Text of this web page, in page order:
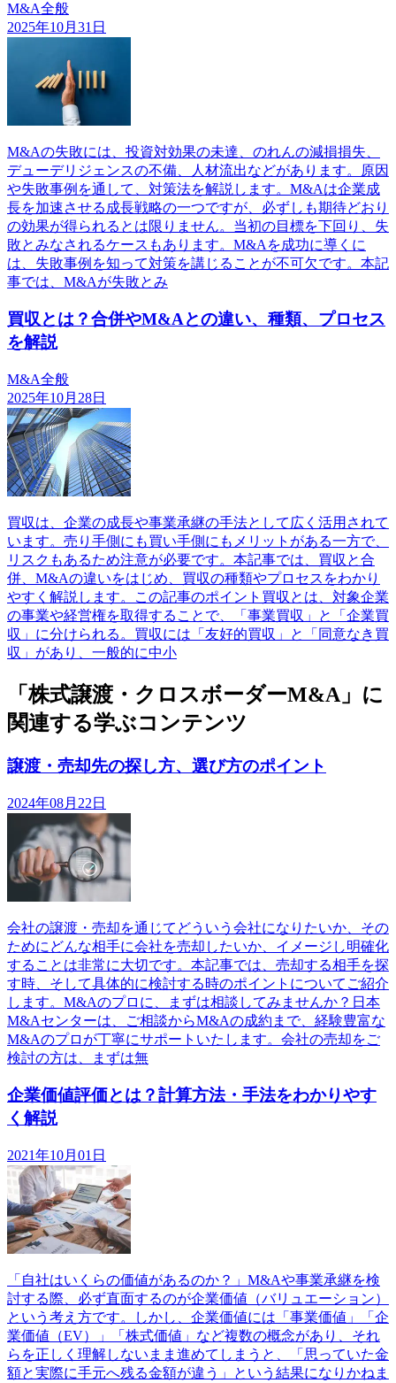
M&A全般
2025年10月31日
M&Aの失敗には、投資対効果の未達、のれんの減損損失、
デューデリジェンスの不備、人材流出などがあります。原因
や失敗事例を通して、対策法を解説します。M&Aは企業成
長を加速させる成長戦略の一つですが、必ずしも期待どおり
の効果が得られるとは限りません。当初の目標を下回り、失
敗とみなされるケースもあります。M&Aを成功に導くに
は、失敗事例を知って対策を講じることが不可欠です。本記
事では、M&Aが失敗とみ
買収とは？合併やM&Aとの違い、種類、プロセス
を解説
M&A全般
2025年10月28日
買収は、企業の成長や事業承継の手法として広く活用されて
います。売り手側にも買い手側にもメリットがある一方で、
リスクもあるため注意が必要です。本記事では、買収と合
併、M&Aの違いをはじめ、買収の種類やプロセスをわかり
やすく解説します。この記事のポイント買収とは、対象企業
の事業や経営権を取得することで、「事業買収」と「企業買
収」に分けられる。買収には「友好的買収」と「同意なき買
収」があり、一般的に中小
「株式譲渡・クロスボーダーM&A」に
関連する学ぶコンテンツ
譲渡・売却先の探し方、選び方のポイント
2024年08月22日
会社の譲渡・売却を通じてどういう会社になりたいか、その
ためにどんな相手に会社を売却したいか、イメージし明確化
することは非常に大切です。本記事では、売却する相手を探
す時、そして具体的に検討する時のポイントについてご紹介
します。M&Aのプロに、まずは相談してみませんか？日本
M&Aセンターは、ご相談からM&Aの成約まで、経験豊富な
M&Aのプロが丁寧にサポートいたします。会社の売却をご
検討の方は、まずは無
企業価値評価とは？計算方法・手法をわかりやす
く解説
2021年10月01日
「自社はいくらの価値があるのか？」M&Aや事業承継を検
討する際、必ず直面するのが企業価値（バリュエーション）
という考え方です。しかし、企業価値には「事業価値」「企
業価値（EV）」「株式価値」など複数の概念があり、それ
らを正しく理解しないまま進めてしまうと、「思っていた金
額と実際に手元へ残る金額が違う」という結果になりかねま